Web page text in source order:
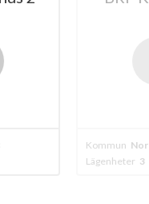
Kommun
Lägenheter 3